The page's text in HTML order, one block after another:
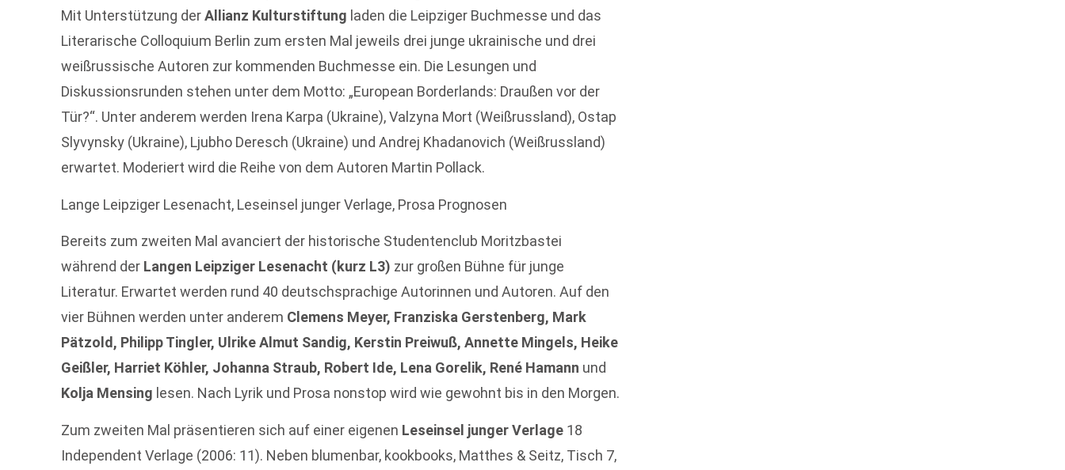
Mit Unterstützung derAllianz Kulturstiftung laden die Leipziger Buchmesse und das
Literarische Colloquium Berlin zum ersten Mal jeweils drei junge ukrainische und drei
weißrussische Autoren zur kommenden Buchmesse ein. Die Lesungen und
Diskussionsrunden stehen unter dem Motto: „European Borderlands: Draußen vor der
Tür?“. Unter anderem werden Irena Karpa (Ukraine), Valzyna Mort (Weißrussland), Ostap
Slyvynsky (Ukraine), Ljubho Deresch (Ukraine) und Andrej Khadanovich (Weißrussland)
erwartet. Moderiert wird die Reihe von dem Autoren Martin Pollack.
Lange Leipziger Lesenacht, Leseinsel junger Verlage, Prosa Prognosen
Bereits zum zweiten Mal avanciert der historische Studentenclub Moritzbastei
während der Langen Leipziger Lesenacht (kurz L3) zur großen Bühne für junge
Literatur. Erwartet werden rund 40 deutschsprachige Autorinnen und Autoren. Auf den
vier Bühnen werden unter anderem Clemens Meyer, Franziska Gerstenberg, Mark
Pätzold, Philipp Tingler, Ulrike Almut Sandig, Kerstin Preiwuß, Annette Mingels, Heike
Geißler, Harriet Köhler, Johanna Straub, Robert Ide, Lena Gorelik, René Hamann und
Kolja Mensing lesen. Nach Lyrik und Prosa nonstop wird wie gewohnt bis in den Morgen.
Zum zweiten Mal präsentieren sich auf einer eigenen Leseinsel junger Verlage 18
Independent Verlage (2006: 11). Neben blumenbar, kookbooks, Matthes & Seitz, Tisch 7,